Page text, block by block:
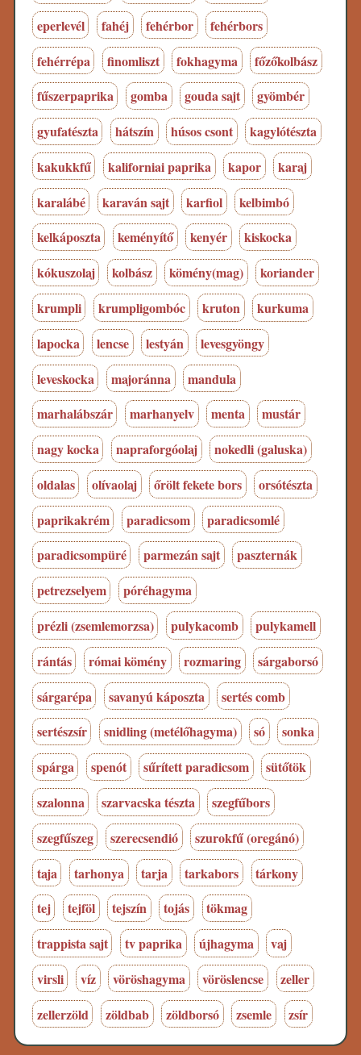
eperlevél
fahéj fehérbor
fehérbors
fehérrépa
finomliszt fokhagyma
főzőkolbász
fűszerpaprika
gomba gouda sajt
gyömbér
gyufatészta
hátszín húsos csont
kagylótészta
kakukkfű
kaliforniai paprika kapor
karaj
karalábé
karaván sajt karfiol
kelbimbó
kelkáposzta
keményítő kenyér
kiskocka
kókuszolaj
kolbász kömény(mag)
koriander
krumpli
krumpligombóc kruton
kurkuma
lapocka
lencse lestyán
levesgyöngy
leveskocka
majoránna
mandula
marhalábszár
marhanyelv menta
mustár
nagy kocka
napraforgóolaj
nokedli (galuska)
oldalas
olívaolaj őrölt fekete bors
orsótészta
paprikakrém
paradicsom
paradicsomlé
paradicsompüré
parmezán sajt
paszternák
petrezselyem
póréhagyma
prézli (zsemlemorzsa)
pulykacomb
pulykamell
rántás
római kömény rozmaring
sárgaborsó
sárgarépa
savanyú káposzta
sertés comb
sertészsír
snidling (metélőhagyma) só
sonka
spárga
spenót sűrített paradicsom
sütőtök
szalonna
szarvacska tészta
szegfűbors
szegfűszeg
szerecsendió
szurokfű (oregánó)
taja
tarhonya tarja tarkabors
tárkony
tej
tejföl tejszín tojás
tökmag
trappista sajt
tv paprika újhagyma
vaj
virsli
víz vöröshagyma vöröslencse
zeller
zellerzöld
zöldbab zöldborsó zsemle zsír